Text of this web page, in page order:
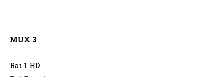
MUX 3
Rai 1 HD